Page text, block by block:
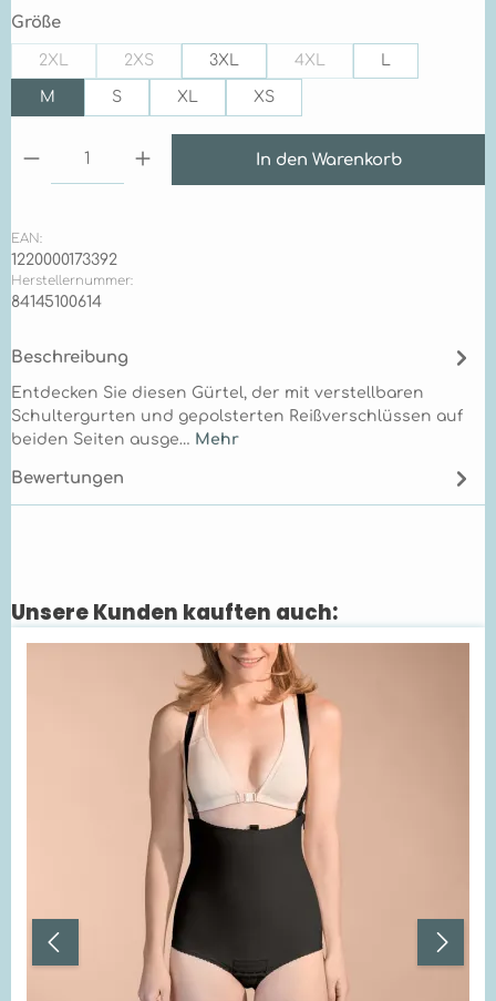
Größeauswählen
2XL 2XS 3XL 4XL L
M S XL XS
Produkt Anzahl: Gib den gewünschten Wert
In den Warenkorb
EAN:
1220000173392
Herstellernummer:
84145100614
Beschreibung
Entdecken Sie diesen Gürtel, der mit verstellbaren
Schultergurten und gepolsterten Reißverschlüssen auf
beiden Seiten ausge… Mehr
Bewertungen
Produktgalerie überspringen
Unsere Kunden kauften auch: